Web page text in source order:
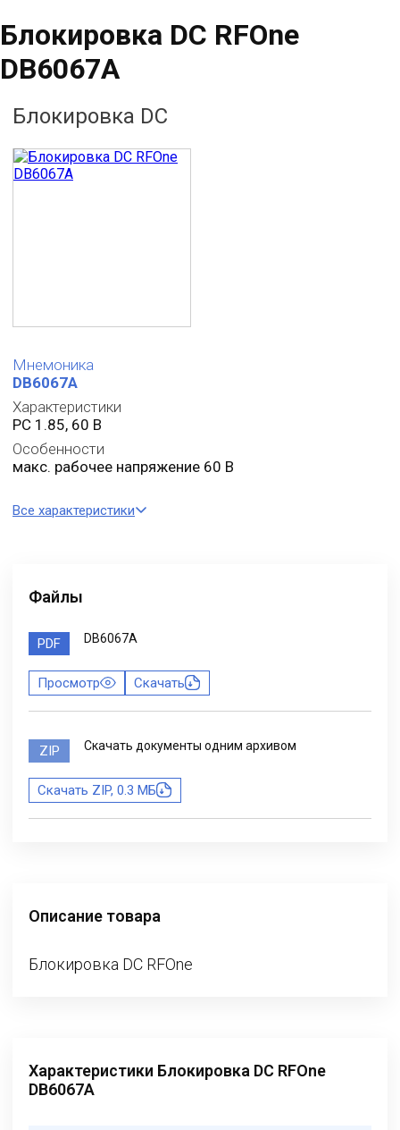
Блокировка DC RFOne
DB6067A
Блокировка DC
Мнемоника
DB6067A
Характеристики
PC 1.85, 60 В
Особенности
макс. рабочее напряжение 60 В
Все характеристики
Файлы
PDF DB6067A
Просмотр Скачать
ZIP Скачать документы одним архивом
Скачать ZIP, 0.3 МБ
Описание товара
Блокировка DC RFOne
Характеристики Блокировка DC RFOne
DB6067A